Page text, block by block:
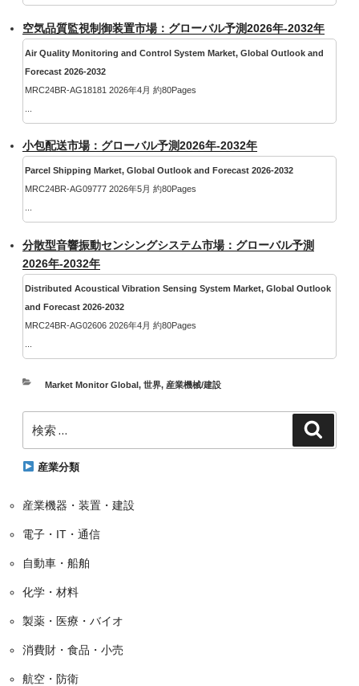
空気品質監視制御装置市場：グローバル予測2026年-2032年
Air Quality Monitoring and Control System Market, Global Outlook and
Forecast 2026-2032
MRC24BR-AG18181 2026年4月 約80Pages
小包配送市場：グローバル予測2026年-2032年
Parcel Shipping Market, Global Outlook and Forecast 2026-2032
MRC24BR-AG09777 2026年5月 約80Pages
分散型音響振動センシングシステム市場：グローバル予測
2026年-2032年
Distributed Acoustical Vibration Sensing System Market, Global Outlook
and Forecast 2026-2032
MRC24BR-AG02606 2026年4月 約80Pages
カ
リ
Market Monitor Global, 世界, 産業機械/建設
索:
産業分類
産業機器・装置・建設
電子・IT・通信
自動車・船舶
化学・材料
製薬・医療・バイオ
消費財・食品・小売
航空・防衛